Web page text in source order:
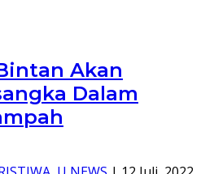
Akan
Dalam